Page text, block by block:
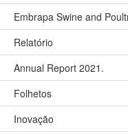
Embrapa Swine and
Relatório
Annual Report 2021.
Folhetos
Inovação